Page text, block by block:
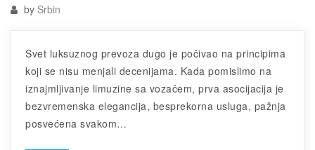
by Srbin
Svet luksuznog prevoza dugo je počivao na principima
koji se nisu menjali decenijama. Kada pomislimo na
iznajmljivanje limuzine sa vozačem, prva asocijacija je
bezvremenska elegancija, besprekorna usluga, pažnja
posvećena svakom…